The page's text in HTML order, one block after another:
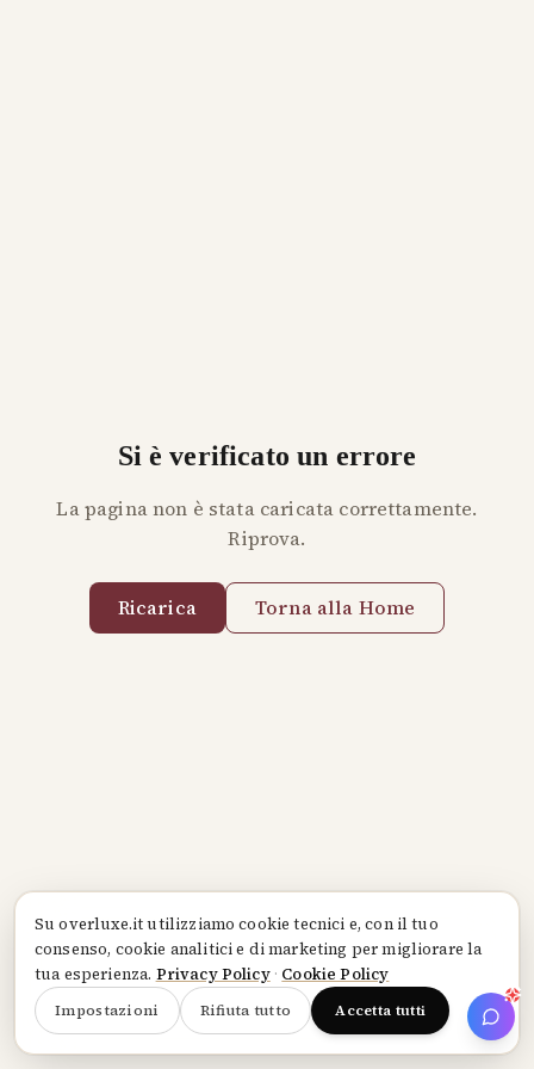
Suoverluxe.itutilizziamo cookie tecnici e, con il tuo
consenso, cookie analitici e di marketing per migliorare la
tua esperienza. Privacy Policy· Cookie Policy
Impostazioni Rifiuta tutto Accetta tutti
Si è verificato un errore
La pagina non è stata caricata correttamente.
Riprova.
Ricarica Torna alla Home